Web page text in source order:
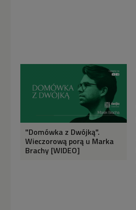
"Domówka z Dwójką".
Wieczorową porą u Marka
Brachy [WIDEO]